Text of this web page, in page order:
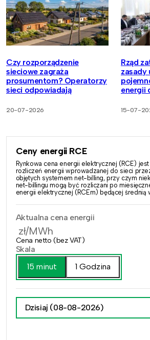
Czy rozporządzenie
sieciowe zagraża
prosumentom? Operatorzy
sieci odpowiadają
20-07-2026
Rząd
zasady
energii
15-07-
Ceny energii RCE
Rynkowa cena energii elektrycznej (RCE)
rozliczeń energii wprowadzanej do sieci
objętych systemem net-billing, przy czym
net-billingu mogą być rozliczani po
energii elektrycznej (RCEm) będącej średnią
Aktualna cena energii
zł/MWh
Cena netto (bez VAT)
Skala
15 minut
1 Godzina
Dzisiaj (08-08-2026)